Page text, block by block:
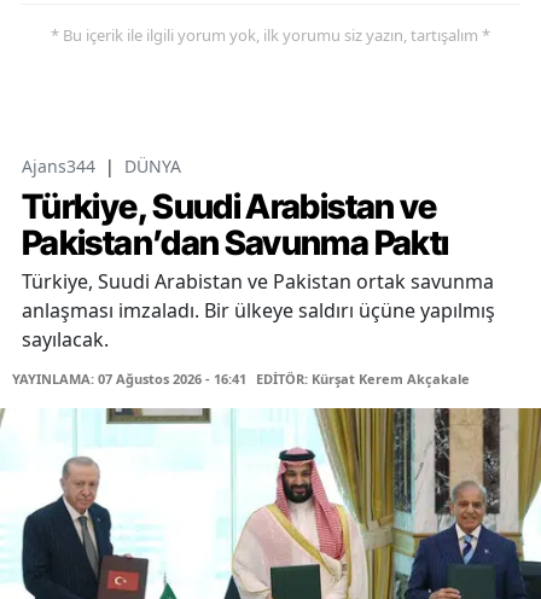
* Bu içerik ile ilgili yorum yok, ilk yorumu siz yazın, tartışalım *
Ajans344 | DÜNYA
Türkiye, Suudi Arabistan ve
Pakistan’dan Savunma Paktı
Türkiye, Suudi Arabistan ve Pakistan ortak savunma
anlaşması imzaladı. Bir ülkeye saldırı üçüne yapılmış
sayılacak.
YAYINLAMA: 07 Ağustos 2026 - 16:41 EDİTÖR: Kürşat Kerem Akçakale